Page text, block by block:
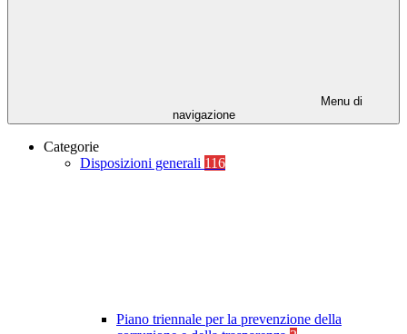
Menu di
navigazione
Categorie
Disposizioni generali 116
Piano triennale per la prevenzione della